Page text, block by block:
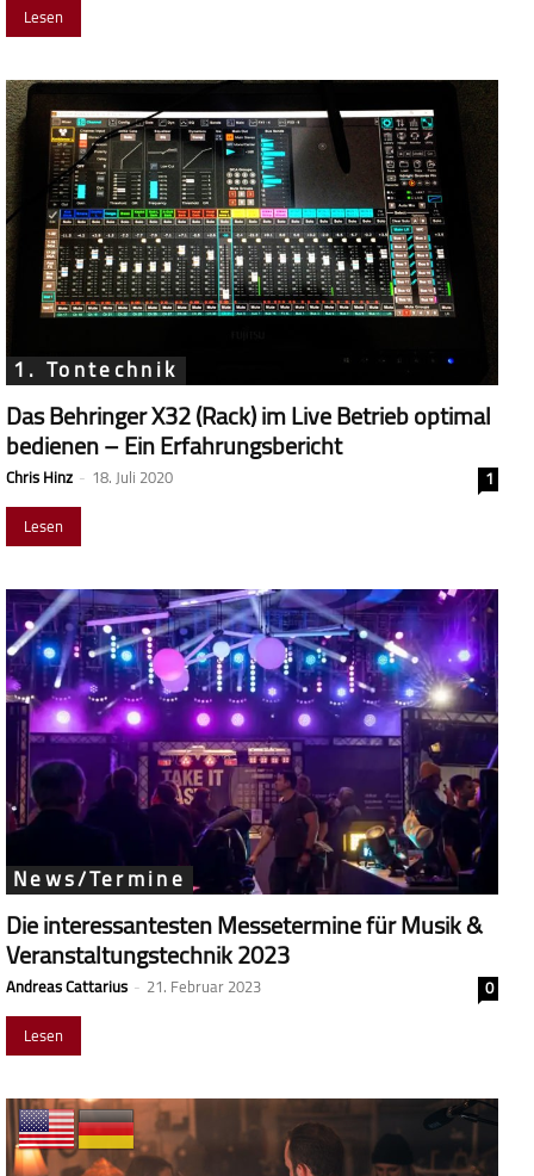
Lesen
1. Tontechnik
Das Behringer X32 (Rack) im Live Betrieb optimal
bedienen – Ein Erfahrungsbericht
Chris Hinz - 18. Juli 2020
1
Lesen
News/Termine
Die interessantesten Messetermine für Musik &
Veranstaltungstechnik 2023
Andreas Cattarius - 21. Februar 2023
0
Lesen